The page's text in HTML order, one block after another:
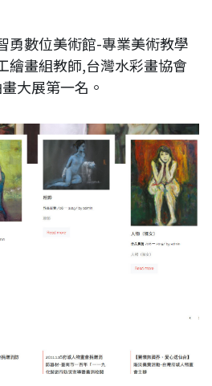
勇數位美術館-專業美術教學
繪畫組教師,台灣水彩畫協會
大展第一名。